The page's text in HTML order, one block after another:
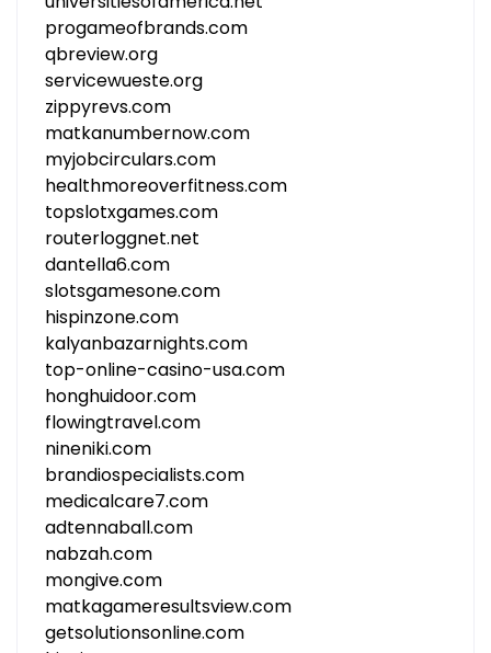
progameofbrands.com
qbreview.org
servicewueste.org
zippyrevs.com
matkanumbernow.com
myjobcirculars.com
healthmoreoverfitness.com
topslotxgames.com
routerloggnet.net
dantella6.com
slotsgamesone.com
hispinzone.com
kalyanbazarnights.com
top-online-casino-usa.com
honghuidoor.com
flowingtravel.com
nineniki.com
brandiospecialists.com
medicalcare7.com
adtennaball.com
nabzah.com
mongive.com
matkagameresultsview.com
getsolutionsonline.com